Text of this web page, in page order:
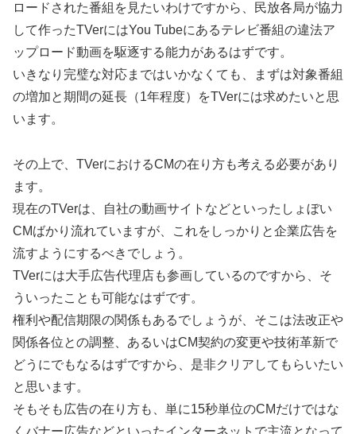
ロードされた番組を見たいわけですから、民放各局が協力
して作ったTVerにはYou Tubeにあるテレビ番組の違法ア
ップロード動画を駆逐する能力があるはずです。
いきなり完璧な対応まではいかなくても、まずは対象番組
の増加と期間の延長（1年程度）をTVerには求めたいと思
います。
その上で、TVerにおけるCMの在り方も考える必要があり
ます。
現在のTVerは、自社の動画サイトなどといったしょぼい
CMばかり流れていますが、これをしっかりと企業広告を
流すようにするべきでしょう。
TVerには大手広告代理店も参画しているのですから、そ
ういったことも可能なはずです。
権利や配信期限の関係もあるでしょうが、そこは法改正や
関係各位との調整、あるいはCM契約の変更や技術革新で
どうにでもなるはずですから、是非クリアしてもらいたい
と思います。
そもそも広告の在り方も、単に15秒単位のCMだけではな
くバナー広告などといったインターネットで主流となって